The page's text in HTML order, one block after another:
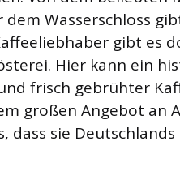
Wasserschloss
gibt es
Hier kann ein
frisch gebrühter
großen Angebot an
dass sie